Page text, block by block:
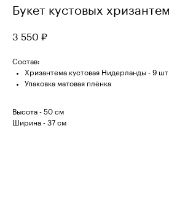
Букет кустовых
3 550 ₽
Состав:
Хризантема кустовая Нидерланды - 9 шт
Упаковка матовая плёнка
Высота - 50 см
Ширина - 37 см